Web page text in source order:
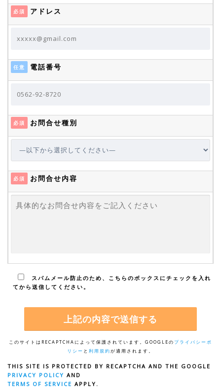
必須 アドレス
任意 電話番号
必須 お問合せ種別
必須 お問合せ内容
スパムメール防止のため、こちらのボックスにチェックを入れ
てから送信してください。
このサイトはRECAPTCHAによって保護されています。GOOGLEのプライバシーポ
リシー と 利用規約が適用されます。
THIS SITE IS PROTECTED BY RECAPTCHA AND THE GOOGLE
PRIVACY POLICY AND
TERMS OF SERVICE APPLY.